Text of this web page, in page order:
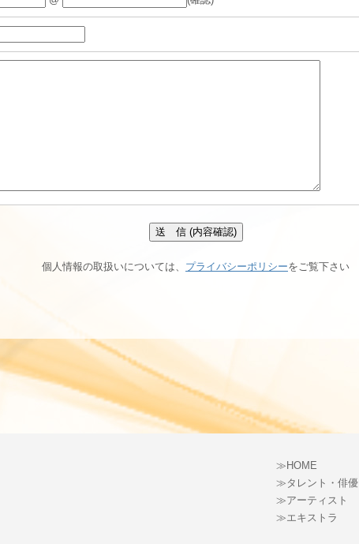
個人情報の取扱いについては、 プライバシーポリシーをご覧下さい
≫ HOME
≫ タレント・俳優
≫アーティスト
≫エキストラ